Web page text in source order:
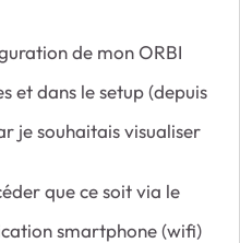
de mon ORBI
et dans le setup (depuis
je souhaitais visualiser
que ce soit via le
smartphone (wifi)